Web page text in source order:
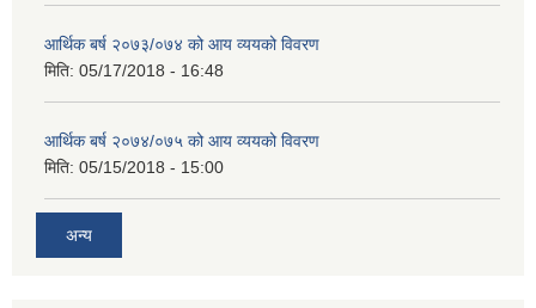
आर्थिक बर्ष २०७३/०७४ को आय व्ययको विवरण
मिति: 05/17/2018 - 16:48
आर्थिक बर्ष २०७४/०७५ को आय व्ययको विवरण
मिति: 05/15/2018 - 15:00
अन्य